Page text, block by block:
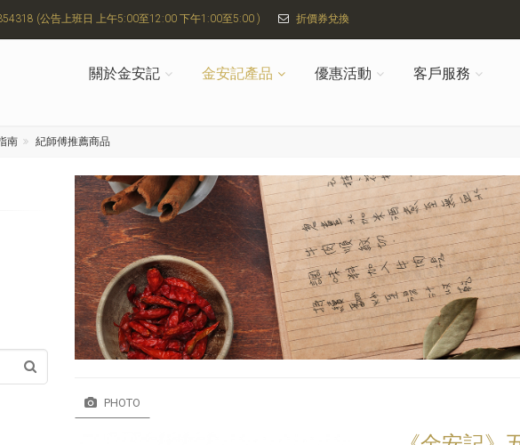
(公告上班日 上午5:00至12:00 下午1:00至5:00 ) 折價券兌換
關於金安記 金安記產品 優惠活動 客戶服務
南 紀師傅推薦商品
PHOTO